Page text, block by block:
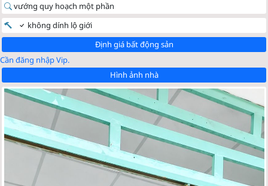
vướng quy hoạch một phần
không dính lộ giới
Định giá bất động sản
Cần đăng nhập Vip.
Hình ảnh nhà